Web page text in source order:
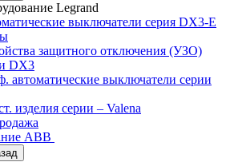
Legrand
выключатели серия DX3-E
защитного отключения (УЗО)
DX3
автоматические выключатели серии
изделия серии – Valena
АВВ